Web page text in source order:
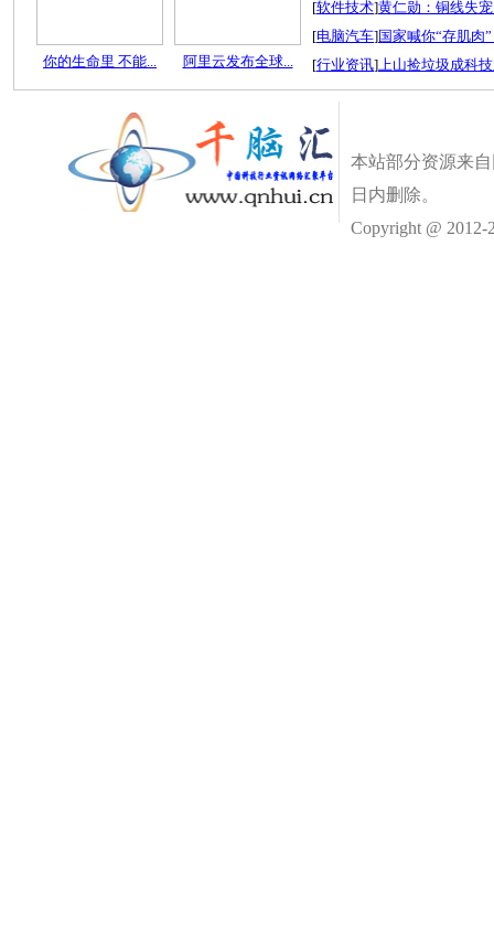
你的生命里 不能... 阿里云发布全球...
[软件技术]黄仁勋：铜线失
[电脑汽车]国家喊你“存肌肉
[行业资讯]上山捡垃圾成科
本站部分资源来
日内删除。
Copyright @ 2012-